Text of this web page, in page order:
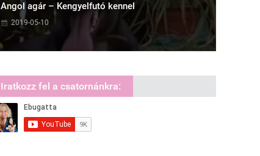
Angol agár – Kengyelfutó kennel
2019-05-10
Iratkozz fel a csatornánkra: